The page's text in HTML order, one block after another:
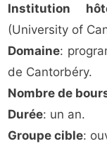
Institution
(University of
Domaine:
de Cantorbéry.
Nombre de
Durée: un an.
Groupe cible: